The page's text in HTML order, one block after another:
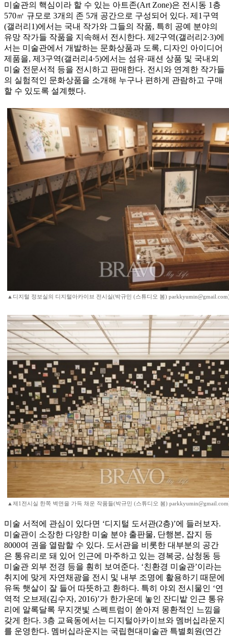
미술관의 핵심이라 할 수 있는 아트존(Art Zone)은 전시동 1층
570㎡ 규모로 3개의 존 5개 공간으로 구성되어 있다. 제1구역
(갤러리1)에서는 국내 작가와 그들의 작품, 특히 공예 분야의
유망 작가들 작품을 지속해서 전시한다. 제2구역(갤러리2·3)에
서는 미술관에서 개발하는 문화상품과 도록, 디자인 아이디어
제품을, 제3구역(갤러리4·5)에서는 섬유·패션 상품 및 국내외
미술 전문서적 등을 전시하고 판매한다. 전시와 연계한 작가들
의 실험적인 문화상품을 소개해 누구나 편하게 관람하고 구매
할 수 있도록 설계했다.
▲디지털 정보실의 디지털아카이브 전시실(박규민 (스튜디오 봄)
▲제1전시실 한쪽 벽면을 가득 채운 작품들(박규민 (스튜디오 봄)
미술 서적에 관심이 있다면 ‘디지털 도서관(2층)’에 들러보자.
미술관이 소장한 다양한 미술 분야 출판물, 단행본, 잡지 등
8000여 권을 열람할 수 있다. 도서관을 비롯한 대부분의 공간
은 통유리로 돼 있어 인근에 마주하고 있는 경복궁, 삼청동 등
미술관 외부 전경 등을 훤히 보여준다. ‘친환경 미술관’이라는
취지에 맞게 자연채광을 전시 및 내부 조명에 활용하기 때문에
유독 햇살이 잘 들어 따뜻하고 환하다. 특히 야외 전시물인 ‘연
역적 오브제(김수자, 2016)’가 한가운데 놓인 잔디밭 인근 통유
리에 알록달록 무지갯빛 스펙트럼이 쏟아져 몽환적인 느낌을
갖게 한다. 3층 교육동에서는 디지털아카이브와 멤버십라운지
를 운영한다. 멤버십라운지는 국립현대미술관 특별회원(연간